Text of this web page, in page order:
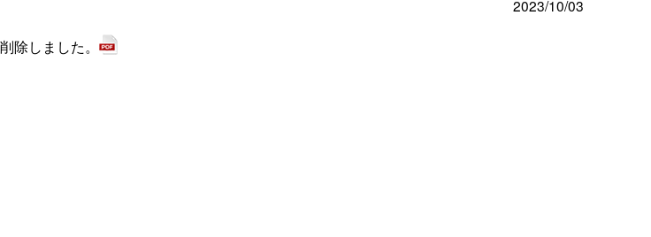
2023/10/03
しました。